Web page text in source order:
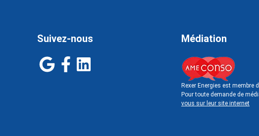
Suivez-nous Médiation
Rexer Energies est membre
Pour toute demande de
vous sur leur site internet